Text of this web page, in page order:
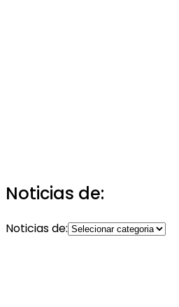
Noticias de:
Noticias de: